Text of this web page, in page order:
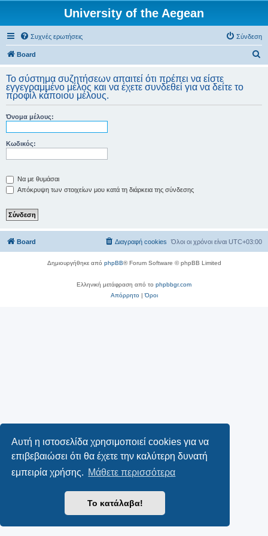
Αυτή η ιστοσελίδα χρησιμοποιεί cookies για να
επιβεβαιώσει ότι θα έχετε την καλύτερη δυνατή
εμπειρία χρήσης. Μάθετε περισσότερα
Το κατάλαβα!
University of the Aegean
Συχνές ερωτήσεις Σύνδεση
Board
Το σύστημα συζητήσεων απαιτεί ότι πρέπει να είστε
εγγεγραμμένο μέλος και να έχετε συνδεθεί για να δείτε το
προφίλ κάποιου μέλους.
Όνομα μέλους:
Κωδικός:
Να με θυμάσαι
Απόκρυψη των στοιχείων μου κατά τη διάρκεια της σύνδεσης
Board Όλοι οι χρόνοι είναι UTC+03:00
Διαγραφή cookies
Δημιουργήθηκε από phpBB® Forum Software © phpBB Limited
Ελληνική μετάφραση από το phpbbgr.com
Απόρρητο|Όροι